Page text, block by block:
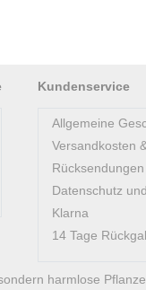
Kundenservice
Allgemeine
Versandkosten
Datenschutz
Klarna
14 Tage
harmlose